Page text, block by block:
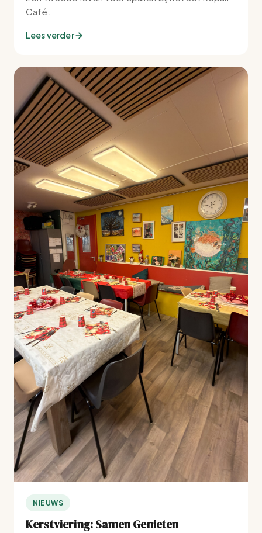
Café.
Lees verder
NIEUWS
Kerstviering: Samen Genieten